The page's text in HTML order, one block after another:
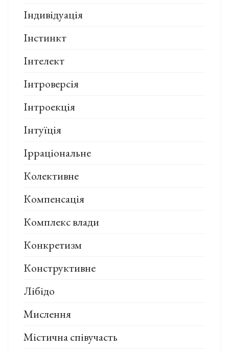
Індивідуація
Інстинкт
Інтелект
Інтроверсія
Інтроекція
Інтуїція
Ірраціональне
Колективне
Компенсація
Комплекс влади
Конкретизм
Конструктивне
Лібідо
Мислення
Містична співучасть